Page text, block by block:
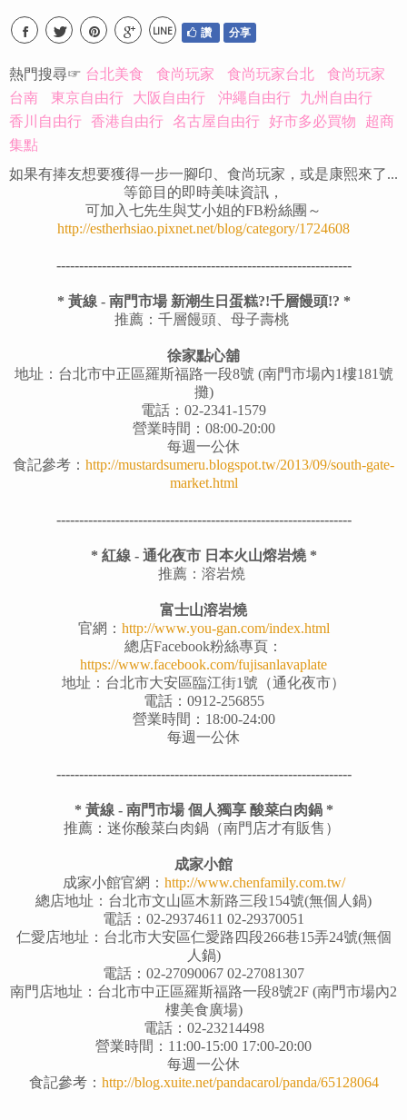
LINE 讚 分享
熱門搜尋☞ 台北美食 食尚玩家 食尚玩家台北
食尚玩家
台南
東京自由行 大阪自由行 沖繩自由行 九州自由行
香川自由行 香港自由行 名古屋自由行 好市多必買物 超商
集點
如果有捧友想要獲得一步一腳印、食尚玩家，或是康熙來了...
等節目的即時美味資訊，
可加入七先生與艾小姐的FB粉絲團～
http://estherhsiao.pixnet.net/blog/category/1724608
-----------------------------------------------------------------
* 黃線 - 南門市場 新潮生日蛋糕?!千層饅頭!? *
推薦：千層饅頭、母子壽桃
徐家點心舖
地址：台北市中正區羅斯福路一段8號 (南門市場內1樓181號
攤)
電話：02-2341-1579
營業時間：08:00-20:00
每週一公休
食記參考： http://mustardsumeru.blogspot.tw/2013/09/south-gate-
market.html
-----------------------------------------------------------------
* 紅線 - 通化夜市 日本火山熔岩燒 *
推薦：溶岩燒
富士山溶岩燒
官網： http://www.you-gan.com/index.html
總店Facebook粉絲專頁：
https://www.facebook.com/fujisanlavaplate
地址：台北市大安區臨江街1號（通化夜市）
電話：0912-256855
營業時間：18:00-24:00
每週一公休
-----------------------------------------------------------------
* 黃線 - 南門市場 個人獨享 酸菜白肉鍋 *
推薦：迷你酸菜白肉鍋（南門店才有販售）
成家小館
成家小館官網： http://www.chenfamily.com.tw/
總店地址：台北市文山區木新路三段154號(無個人鍋)
電話：02-29374611 02-29370051
仁愛店地址：台北市大安區仁愛路四段266巷15弄24號(無個
人鍋)
電話：02-27090067 02-27081307
南門店地址：台北市中正區羅斯福路一段8號2F (南門市場內2
樓美食廣場)
電話：02-23214498
營業時間：11:00-15:00 17:00-20:00
每週一公休
食記參考： http://blog.xuite.net/pandacarol/panda/65128064